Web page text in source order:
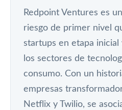
Redpoint Ventures es
riesgo de primer nivel
startups en etapa
los sectores de
consumo. Con un
empresas
Netflix y Twilio, se